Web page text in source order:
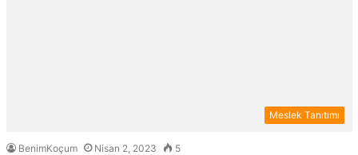
Meslek Tanıtımı
BenimKoçum Nisan 2, 2023 5